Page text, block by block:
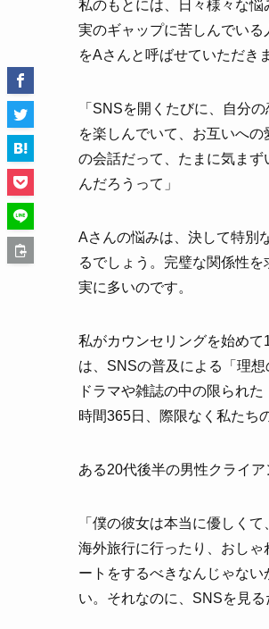
私のもとには、日々様々な
実のギャップに苦しんでい
をAさんと呼ばせていただき
「SNSを開くたびに、自分
を楽しんでいて、お互いへ
の会話だって、たまに気ま
んだろうって」
Aさんの悩みは、決して特別
るでしょう。完璧な関係性
実に多いのです。
私がカウンセリングを始め
は、SNSの普及による「理
ドラマや雑誌の中の限られ
時間365日、際限なく私たち
ある20代後半の男性クライ
「僕の彼女は本当に優しく
海外旅行に行ったり、おし
ートをするべきなんじゃな
い。それなのに、SNSを見る